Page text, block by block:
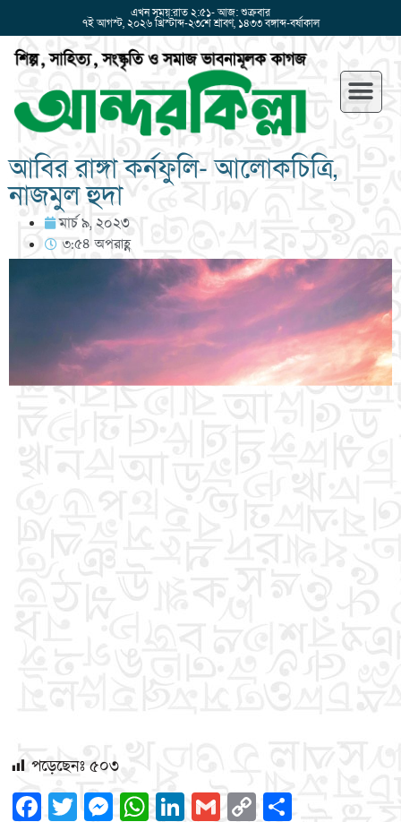
এখন সময়:রাত ২:৫১- আজ: শুক্রবার
৭ই আগস্ট, ২০২৬ খ্রিস্টাব্দ-২৩শে শ্রাবণ, ১৪৩৩ বঙ্গাব্দ-বর্ষাকাল
আবির রাঙ্গা কর্নফুলি- আলোকচিত্রি,
নাজমুল হুদা
মার্চ ৯, ২০২৩
৩:৫৪ অপরাহ্ণ
পড়েছেনঃ ৫০৩
Facebook
Twitter
Messenger
WhatsApp
LinkedIn
Gmail
CopyShare